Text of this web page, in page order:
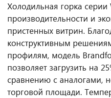
Холодильная горка серии
производительности и
пристенных витрин.
конструктивным
профилям, модель
позволяет загрузить на
сравнению с аналогами,
торговой площади.